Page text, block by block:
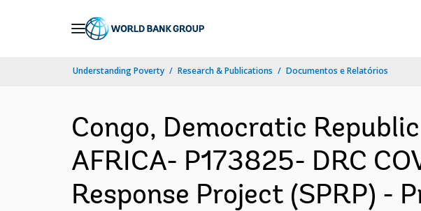
Understanding Poverty Research & Publications Documentos e Relatórios
Congo, Democratic
AFRICA- P173825- DRC
Response Project (SPRP) -